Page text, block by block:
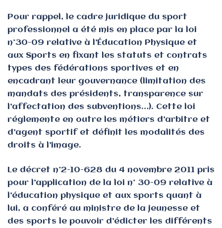
Pour rappel, le cadre juridique du sport
professionnel a été mis en place par la loi
n°30-09 relative à l’Éducation Physique et
aux Sports en fixant les statuts et contrats
types des fédérations sportives et en
encadrant leur gouvernance (limitation des
mandats des présidents, transparence sur
l’affectation des subventions…). Cette loi
réglemente en outre les métiers d’arbitre et
d’agent sportif et définit les modalités des
droits à l’image.
Le décret n°2-10-628 du 4 novembre 2011 pris
pour l’application de la loi n° 30-09 relative à
l’éducation physique et aux sports quant à
lui, a conféré au ministre de la jeunesse et
des sports le pouvoir d’édicter les différents